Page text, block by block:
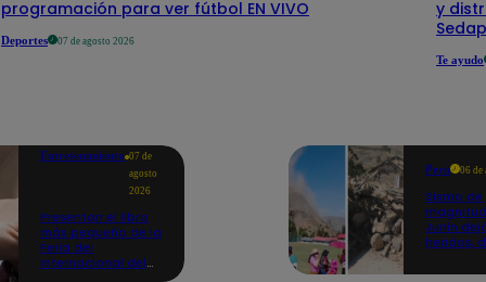
programación para ver fútbol EN VIVO
Deportes 07 de agosto 2026
y
Te ayudo
Entretenimiento 07 de
agosto
2026
Presentan el libro
más pequeño de la
Feria del
Internacional del
Perú 06 de
Sismo de
Junín
heridos,
propició